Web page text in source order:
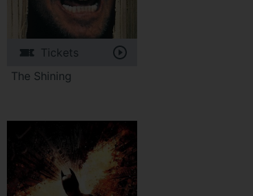
Tickets
The Shining